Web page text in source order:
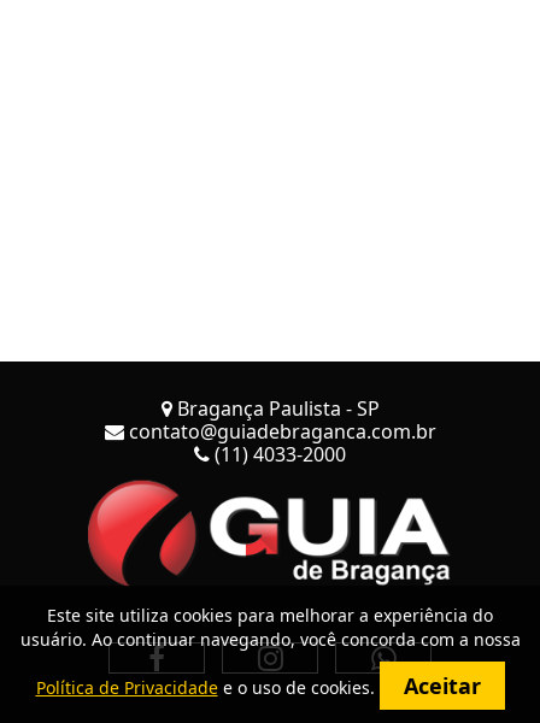
Bragança Paulista - SP
contato@guiadebraganca.com.br
(11) 4033-2000
Este site utiliza cookies para melhorar a experiência do
usuário. Ao continuar navegando, você concorda com a nossa
Política de Privacidadee o uso de cookies. Aceitar